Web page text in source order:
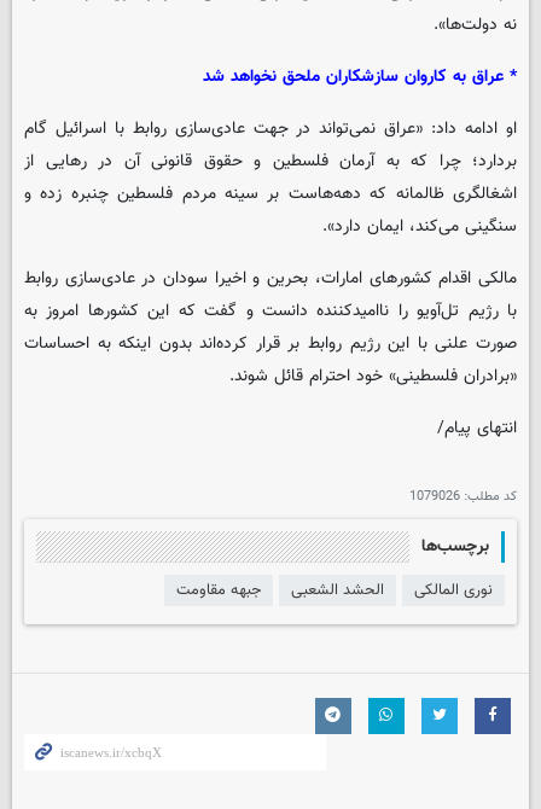
نه دولت‌ها».
* عراق به کاروان سازشکاران ملحق نخواهد شد
او ادامه داد: «عراق نمی‌تواند در جهت عادی‌سازی روابط با اسرائیل گام
بردارد؛ چرا که به آرمان فلسطین و حقوق قانونی آن در رهایی از
اشغالگری ظالمانه که دهه‌هاست بر سینه مردم فلسطین چنبره زده و
سنگینی می‌کند، ایمان دارد».
مالکی اقدام کشورهای امارات، بحرین و اخیرا سودان در عادی‌سازی روابط
با رژیم تل‌آویو را ناامیدکننده دانست و گفت که این کشورها امروز به
صورت علنی با این رژیم روابط بر قرار کرده‌اند بدون اینکه به احساسات
«برادران فلسطینی» خود احترام قائل شوند.
انتهای پیام/
کد مطلب: 1079026
برچسب‌ها
نوری المالکی الحشد الشعبی جبهه مقاومت